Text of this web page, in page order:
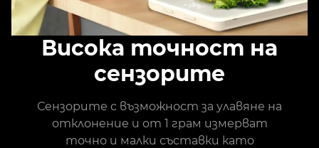
Висока точност на
сензорите
Сензорите с възможност за улавяне на
отклонение и от 1 грам измерват
точно и малки съставки като